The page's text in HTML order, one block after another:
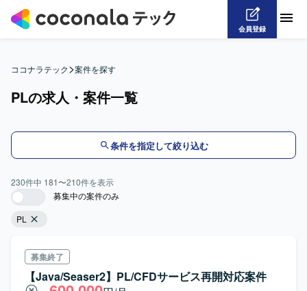
会員登録
ココナラテック>案件を探す
PLの求人・案件一覧
条件を指定して絞り込む
230件中 181〜210件を表示
募集中の案件のみ
PL
募集終了
【Java/Seaser2】PL/CFDサービス再開対応案件